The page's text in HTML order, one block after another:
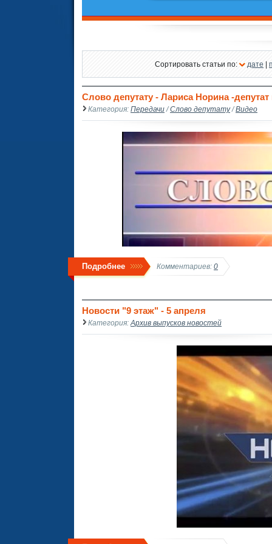
Сортировать статьи по: дате |
Слово депутату - Лариса Норина -
Категория: Передачи /Слово депутату/Видео
Подробнее Комментариев: 0
Новости "9 этаж" - 5 апреля
Категория: Архив выпусков новостей